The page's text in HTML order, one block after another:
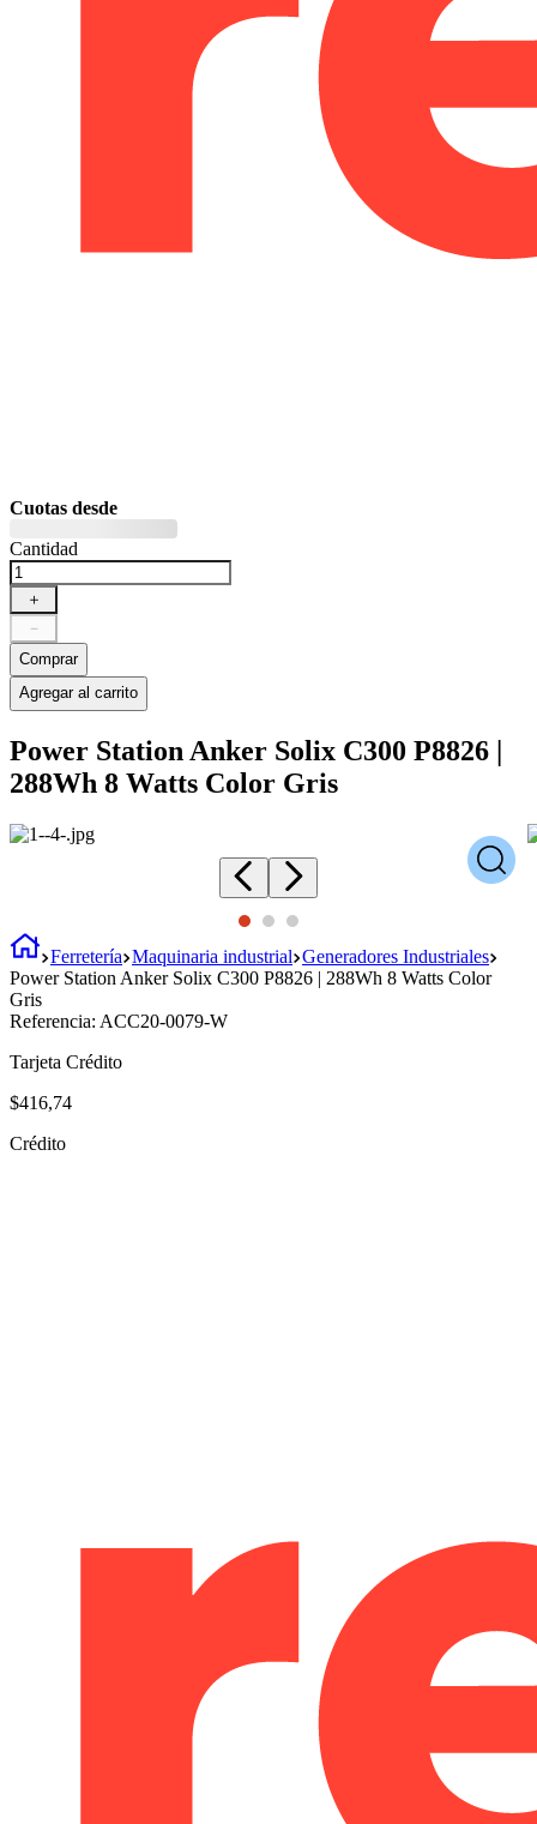
Cuotas desde
Cantidad
＋
－
Comprar
Agregar al carrito
Power Station Anker Solix C300 P8826 |
288Wh 8 Watts Color Gris
Ferretería Maquinaria industrial Generadores Industriales
Power Station Anker Solix C300 P8826 | 288Wh 8 Watts Color
Gris
Referencia: ACC20-0079-W
Tarjeta Crédito
$416,74
Crédito